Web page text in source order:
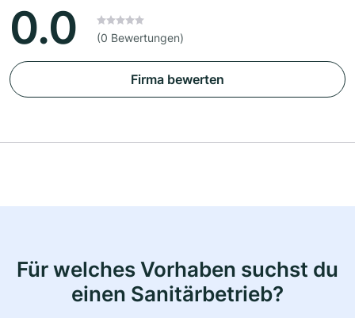
0.0 (0 Bewertungen)
Firma bewerten
Für welches Vorhaben suchst du
einen Sanitärbetrieb?